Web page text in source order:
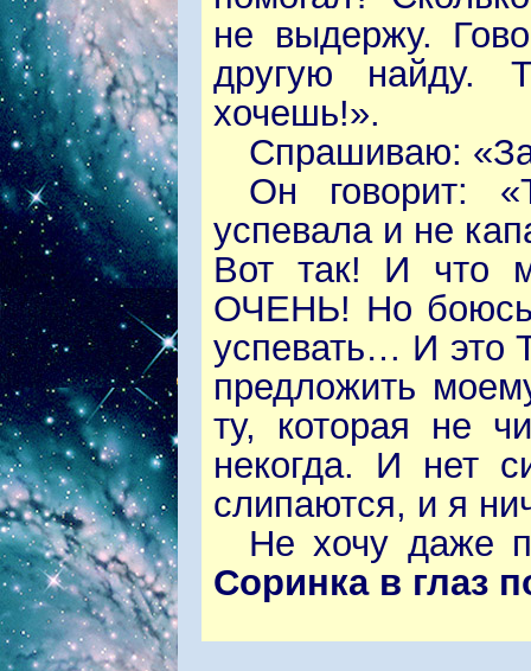
не выдержу.
другую найду.
хочешь!».
Спрашиваю:
Он говорит:
успевала и не
Вот так! И что
ОЧЕНЬ! Но боюсь,
успевать… И это
предложить
ту, которая не
некогда. И нет
слипаются, и я
Не хочу даже
Соринка в глаз